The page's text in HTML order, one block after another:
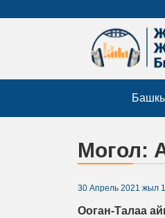
Могол:
30 Апрель 2021 жыл
Ооган-Талаа